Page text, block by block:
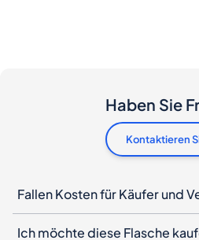
Haben Sie
Kontaktieren
Fallen Kosten für Käufer und
Ich möchte diese Flasche